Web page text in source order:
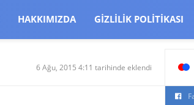
HAKKIMIZDA GIZLILIK POLITIKASI
6 Ağu, 2015 4:11 tarihinde eklendi